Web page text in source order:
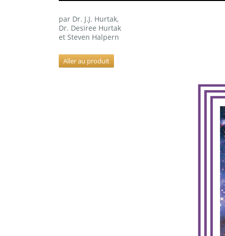
par Dr. J.J. Hurtak,
Dr. Desiree Hurtak
et Steven Halpern
Aller au produit